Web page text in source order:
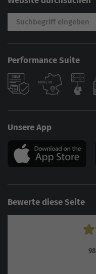
Performance Suite
Unsere App
Bewerte diese Seite
98